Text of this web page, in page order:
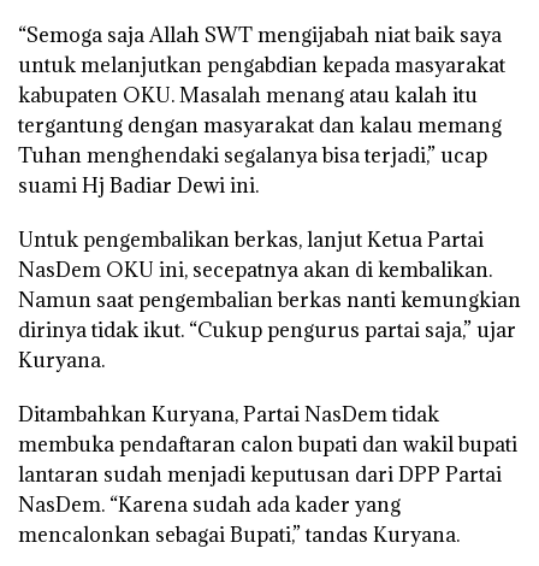
“Semoga saja Allah SWT mengijabah niat baik saya
untuk melanjutkan pengabdian kepada masyarakat
kabupaten OKU. Masalah menang atau kalah itu
tergantung dengan masyarakat dan kalau memang
Tuhan menghendaki segalanya bisa terjadi,” ucap
suami Hj Badiar Dewi ini.
Untuk pengembalikan berkas, lanjut Ketua Partai
NasDem OKU ini, secepatnya akan di kembalikan.
Namun saat pengembalian berkas nanti kemungkian
dirinya tidak ikut. “Cukup pengurus partai saja,” ujar
Kuryana.
Ditambahkan Kuryana, Partai NasDem tidak
membuka pendaftaran calon bupati dan wakil bupati
lantaran sudah menjadi keputusan dari DPP Partai
NasDem. “Karena sudah ada kader yang
mencalonkan sebagai Bupati,” tandas Kuryana.